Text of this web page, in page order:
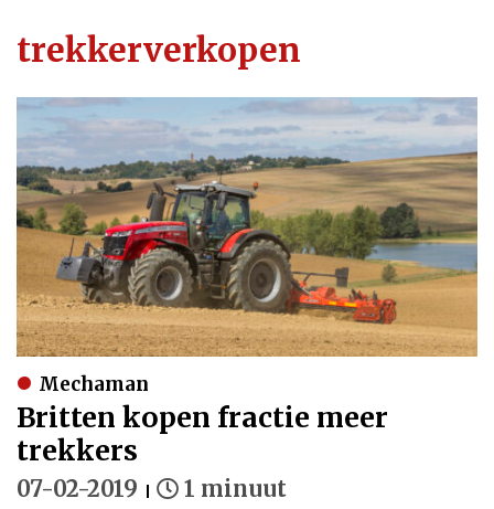
trekkerverkopen
Mechaman
Britten kopen fractie meer
trekkers
07-02-2019 1 minuut